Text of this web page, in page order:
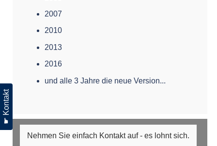
☛ Kontakt
2007
2010
2013
2016
und alle 3 Jahre die neue Version...
Nehmen Sie einfach Kontakt auf - es lohnt sich.